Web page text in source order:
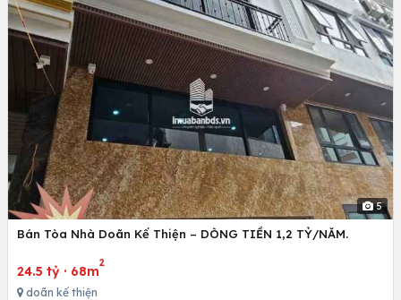
5
Bán Tòa Nhà Doãn Kế Thiện – DÒNG TIỀN 1,2 TỶ/NĂM.
24.5 tỷ · 68m
2
doãn kế thiện